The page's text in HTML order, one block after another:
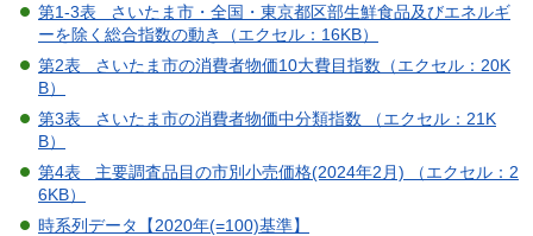
第1-3表 さいたま市・全国・東京都区部生鮮食品及びエネルギ
ーを除く総合指数の動き（エクセル：16KB）
第2表 さいたま市の消費者物価10大費目指数（エクセル：20K
B）
第3表 さいたま市の消費者物価中分類指数 （エクセル：21K
B）
第4表 主要調査品目の市別小売価格(2024年2月) （エクセル：2
6KB）
時系列データ【2020年(=100)基準】